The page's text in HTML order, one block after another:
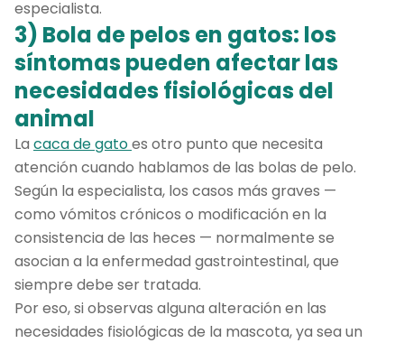
especialista.
3) Bola de pelos en gatos: los
síntomas pueden afectar las
necesidades fisiológicas del
animal
La caca de gatoes otro punto que necesita
atención cuando hablamos de las bolas de pelo.
Según la especialista, los casos más graves —
como vómitos crónicos o modificación en la
consistencia de las heces — normalmente se
asocian a la enfermedad gastrointestinal, que
siempre debe ser tratada.
Por eso, si observas alguna alteración en las
necesidades fisiológicas de la mascota, ya sea un